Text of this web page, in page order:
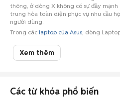
thông, ở dòng X không có sự đầy
trung hòa toàn diện phục vụ nhu cầu
người dùng.
Trong các laptop của Asus, dòng
cao có card rời để làm đồ họa hay một
hình vẫn tốt phục vụ nhu cầu học tập
Asus đáp ứng toàn diện.
Xem thêm
Các từ khóa phổ biến